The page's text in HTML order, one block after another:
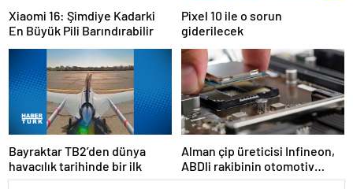
Xiaomi 16: Şimdiye Kadarki
En Büyük Pili Barındırabilir
Pixel 10 ile o sorun
giderilecek
Bayraktar TB2’den dünya
havacılık tarihinde bir ilk
Alman çip üreticisi Infineon,
ABDli rakibinin otomotiv
birimini 2,5 milyar dolara